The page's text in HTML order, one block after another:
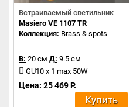
Встраиваемый светильник
Masiero VE 1107 TR
Коллекция: Brass & spots
В: 20 см Д: 9.5 см
GU10 x 1 max 50W
Цена: 25 469 Р.
Купить